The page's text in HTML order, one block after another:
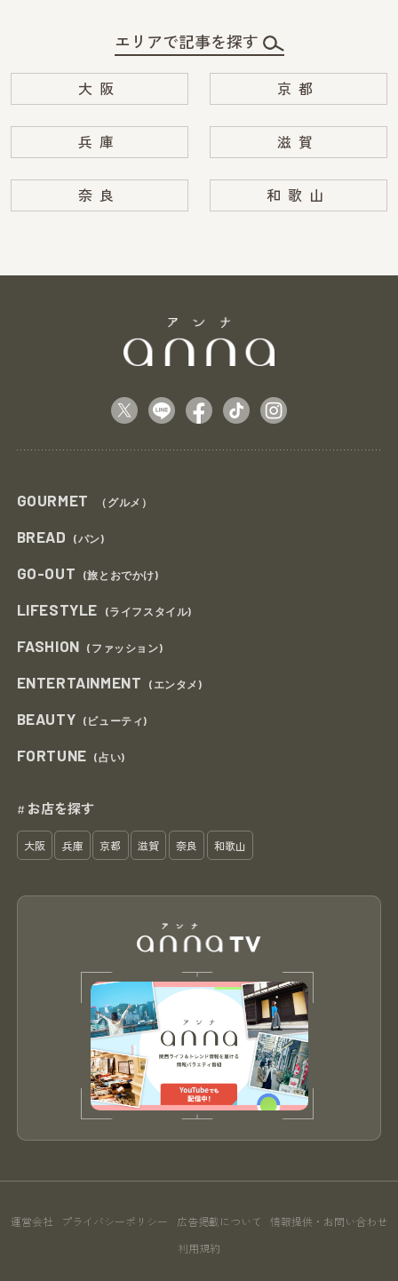
エリアで記事を探す
大阪 京都
兵庫 滋賀
奈良 和歌山
GOURMET （グルメ）
BREAD (パン)
GO-OUT (旅とおでかけ)
LIFESTYLE (ライフスタイル)
FASHION (ファッション)
ENTERTAINMENT (エンタメ)
BEAUTY (ビューティ)
FORTUNE (占い)
# お店を探す
大阪 兵庫 京都 滋賀 奈良 和歌山
運営会社 プライバシーポリシー 広告掲載について 情報提供・お問い合わせ
利用規約